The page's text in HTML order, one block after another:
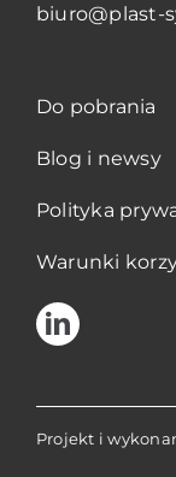
biuro@plast-
Do pobrania
Blog i newsy
Polityka
Warunki
Projekt i